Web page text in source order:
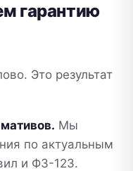
гарантию
Это результат
Мы
по актуальным
и ФЗ-123.